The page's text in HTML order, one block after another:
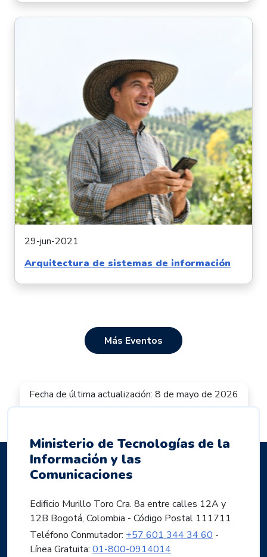
29-jun-2021
Arquitectura de sistemas de información
Más Eventos
Fecha de última actualización: 8 de mayo de 2026
Ministerio de Tecnologías de la
Información y las
Comunicaciones
Edificio Murillo Toro Cra. 8a entre calles 12A y
12B Bogotá, Colombia - Código Postal 111711
Teléfono Conmutador: +57 601 344 34 60 -
Línea Gratuita: 01-800-0914014